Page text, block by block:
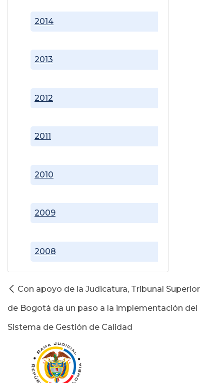
2008
2009
2010
2011
2012
2013
2014
Con apoyo de la Judicatura, Tribunal Superior
de Bogotá da un paso a la implementación del
Sistema de Gestión de Calidad